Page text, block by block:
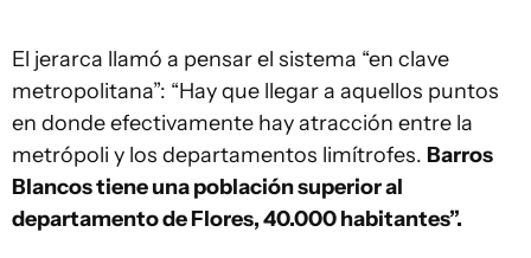
El jerarca llamó a pensar el sistema “en clave
metropolitana”: “Hay que llegar a aquellos puntos
en donde efectivamente hay atracción entre la
metrópoli y los departamentos limítrofes. Barros
Blancos tiene una población superior al
departamento de Flores, 40.000 habitantes”.